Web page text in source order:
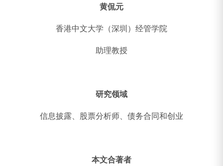
黄侃元
香港中文大学（深圳）经管学院
助理教授
研究领域
信息披露、股票分析师、债务合同和创业
本文合著者